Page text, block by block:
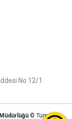
No:12/1
© Tüm